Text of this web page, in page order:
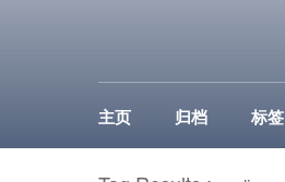
主页 归档 标签